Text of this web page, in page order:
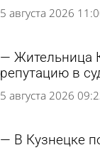
5 августа 2026
Жительница
репутацию в
5 августа 2026
В Кузнецке